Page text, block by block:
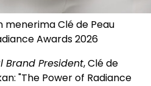
Clé de Peau
Awards 2026
Brand President, Clé de
"The Power of Radiance